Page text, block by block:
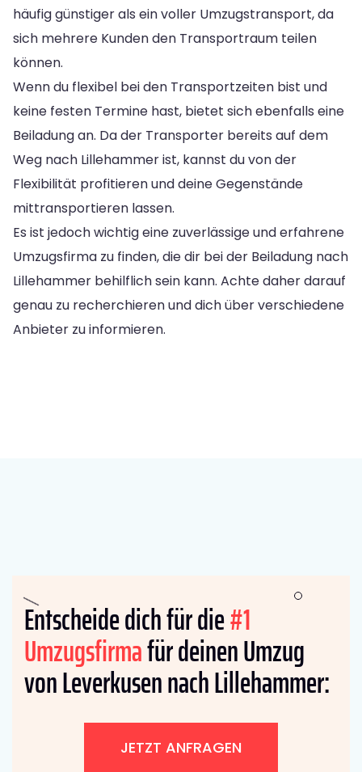
häufig günstiger als ein voller Umzugstransport, da
sich mehrere Kunden den Transportraum teilen
können.
Wenn du flexibel bei den Transportzeiten bist und
keine festen Termine hast, bietet sich ebenfalls eine
Beiladung an. Da der Transporter bereits auf dem
Weg nach Lillehammer ist, kannst du von der
Flexibilität profitieren und deine Gegenstände
mittransportieren lassen.
Es ist jedoch wichtig eine zuverlässige und erfahrene
Umzugsfirma zu finden, die dir bei der Beiladung nach
Lillehammer behilflich sein kann. Achte daher darauf
genau zu recherchieren und dich über verschiedene
Anbieter zu informieren.
Entscheide dich für die#1
Umzugsfirmafür deinen Umzug
von Leverkusen nach Lillehammer:
JETZT ANFRAGEN